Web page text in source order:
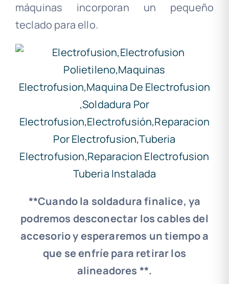
máquinas incorporan un pequeño
teclado para ello.
**Cuando la soldadura finalice, ya
podremos desconectar los cables del
accesorio y esperaremos un tiempo a
que se enfríe para retirar los
alineadores **.